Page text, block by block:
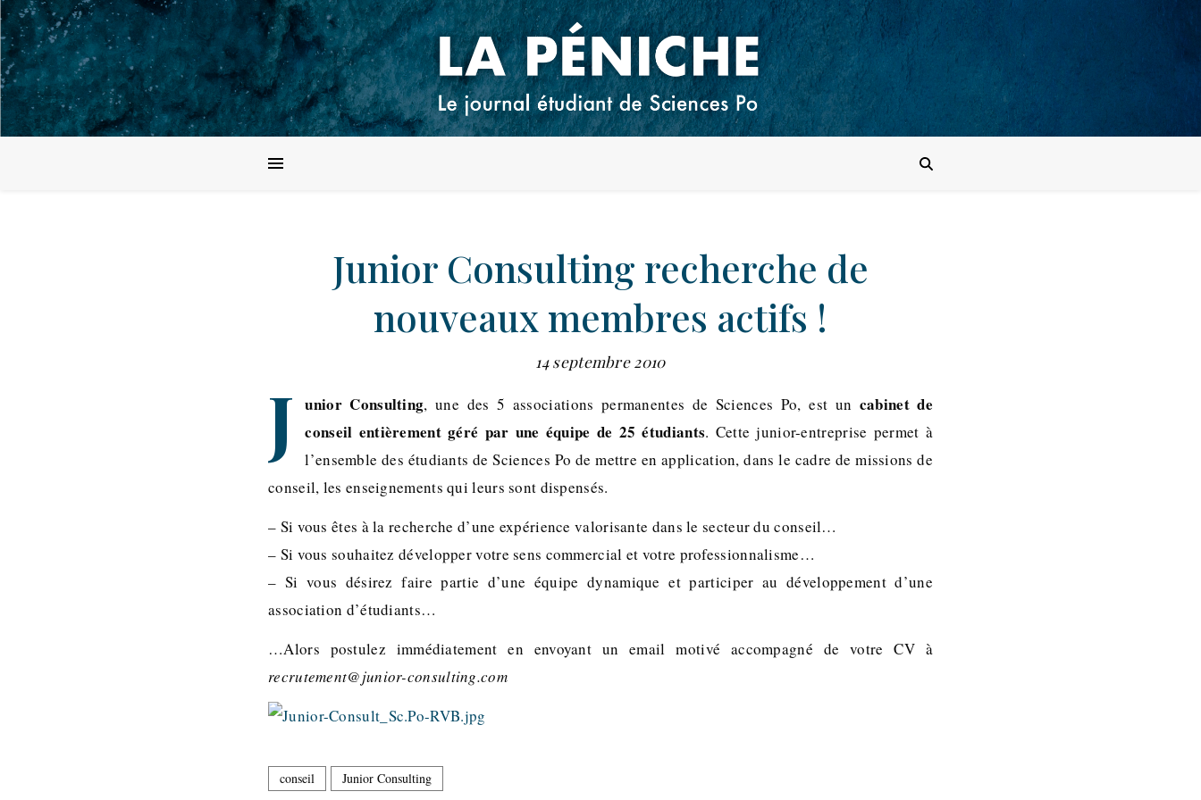
Junior Consulting recherche de
nouveaux membres actifs !
14 septembre 2010
J unior Consulting, une des 5 associations permanentes de Sciences Po, est un cabinet de
conseil entièrement géré par une équipe de 25 étudiants. Cette junior-entreprise permet à
l’ensemble des étudiants de Sciences Po de mettre en application, dans le cadre de missions de
conseil, les enseignements qui leurs sont dispensés.
– Si vous êtes à la recherche d’une expérience valorisante dans le secteur du conseil…
– Si vous souhaitez développer votre sens commercial et votre professionnalisme…
– Si vous désirez faire partie d’une équipe dynamique et participer au développement d’une
association d’étudiants…
…Alors postulez immédiatement en envoyant un email motivé accompagné de votre CV à
recrutement@junior-consulting.com
conseil Junior Consulting